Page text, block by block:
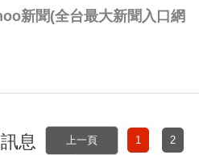
新聞(全台最大新聞入口網
息